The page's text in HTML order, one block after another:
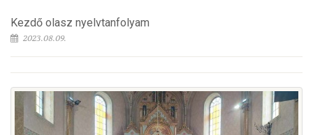
Kezdő olasz nyelvtanfolyam
2023.08.09.